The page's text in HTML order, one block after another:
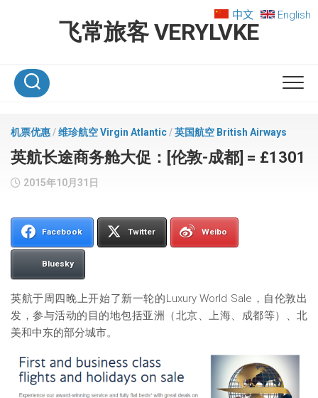
飞常旅客 VERYLVKE
中文 English
机票优惠/维珍航空 Virgin Atlantic/英国航空 British Airways
英航长途商务舱大促：[伦敦-成都] = £1301
2015年10月31日
Facebook Twitter Weibo
Bluesky
英航于周四晚上开始了新一轮的Luxury World Sale，自伦敦出
发，参与活动的目的地包括亚洲（北京、上海、成都等）、北
美和中东的部分城市。